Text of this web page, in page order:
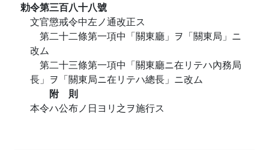
勅令第三百八十八號
文官懲戒令中左ノ通改正ス
第二十二條第一項中「關東廳」ヲ「關東局」ニ
改ム
第二十三條第一項中「關東廳ニ在リテハ內務局
長」ヲ「關東局ニ在リテハ總長」ニ改ム
附 則
本令ハ公布ノ日ヨリ之ヲ施行ス